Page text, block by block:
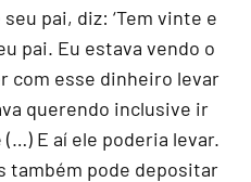
pai, diz: ‘Tem vinte e
pai. Eu estava vendo o
com esse dinheiro levar
querendo inclusive ir
E aí ele poderia levar.
também pode depositar